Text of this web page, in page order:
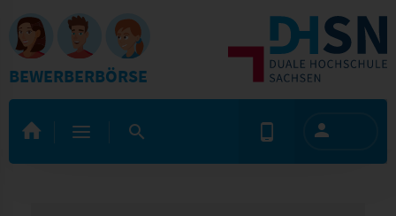
BEWERBERBÖRSE